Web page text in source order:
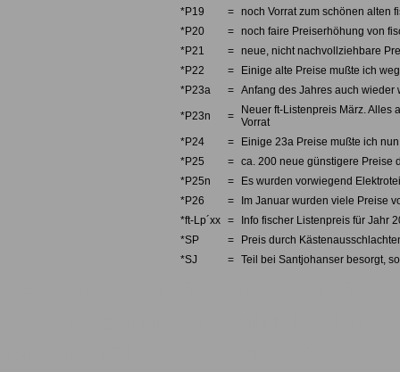
*P19
= noch Vorrat zum schönen alten
*P20
= noch faire Preiserhöhung von
*P21
= neue, nicht nachvollziehbare
*P22
=
Einige alte Preise mußte ich
*P23a
= Anfang des Jahres auch
*P23n =
Neuer ft-Listenpreis März. Alles
Vorrat
*P24
=
Einige 23a Preise mußte ich
*P25
= ca. 200 neue günstigere Preise
*P25n
=
Es wurden vorwiegend
*P26
=
Im Januar wurden viele Preise
*ft-Lp´xx =
Info fischer Listenpreis für Jahr
*SP
=
Preis durch
*SJ
= Teil bei Santjohanser besorgt,